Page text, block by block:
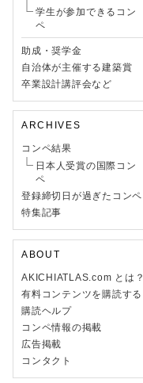
学生が参加できるコン
ペ
助成・奨学金
自治体が主催する建築賞
卒業設計講評会など
ARCHIVES
コンペ結果
日本人受賞の国際コン
ペ
登録締切日が過ぎたコンペ
特集記事
ABOUT
AKICHIATLAS.com とは？
有料コンテンツを購読する
購読ヘルプ
コンペ情報の掲載
広告掲載
コンタクト